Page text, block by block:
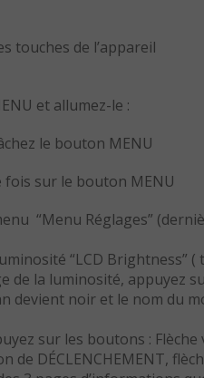
touches de l’appareil
et allumez-le :
le bouton MENU
fois sur le bouton MENU
“Menu Réglages”
“LCD Brightness”
de la luminosité, appuyez
devient noir et le nom du
sur les boutons : Flèche
de DÉCLENCHEMENT,